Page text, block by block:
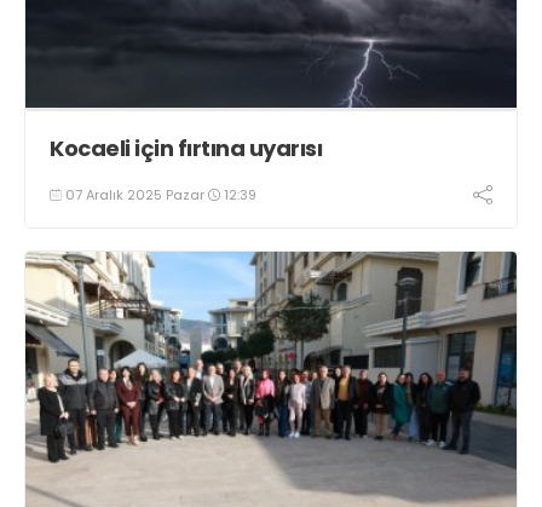
Kocaeli için fırtına uyarısı
07 Aralık 2025 Pazar 12:39